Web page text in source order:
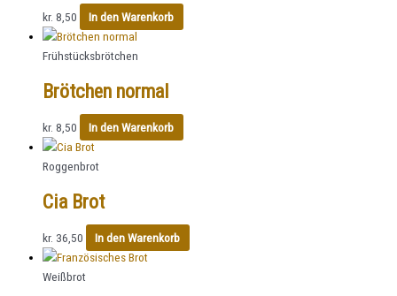
kr. 8,50 In den Warenkorb
Frühstücksbrötchen
Brötchen normal
kr. 8,50 In den Warenkorb
Roggenbrot
Cia Brot
kr. 36,50 In den Warenkorb
Weißbrot